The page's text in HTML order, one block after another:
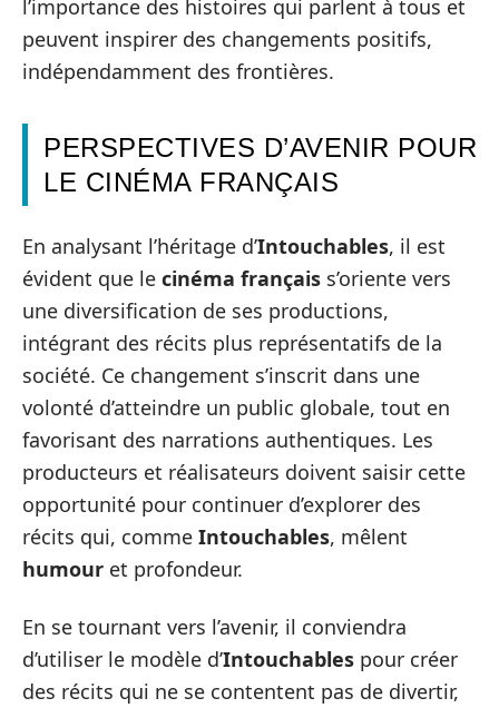
l’importance des histoires qui parlent à tous et
peuvent inspirer des changements positifs,
indépendamment des frontières.
PERSPECTIVES D’AVENIR POUR
LE CINÉMA FRANÇAIS
En analysant l’héritage d’Intouchables, il est
évident que le cinéma français s’oriente vers
une diversification de ses productions,
intégrant des récits plus représentatifs de la
société. Ce changement s’inscrit dans une
volonté d’atteindre un public globale, tout en
favorisant des narrations authentiques. Les
producteurs et réalisateurs doivent saisir cette
opportunité pour continuer d’explorer des
récits qui, comme Intouchables, mêlent
humour et profondeur.
En se tournant vers l’avenir, il conviendra
d’utiliser le modèle d’Intouchables pour créer
des récits qui ne se contentent pas de divertir,